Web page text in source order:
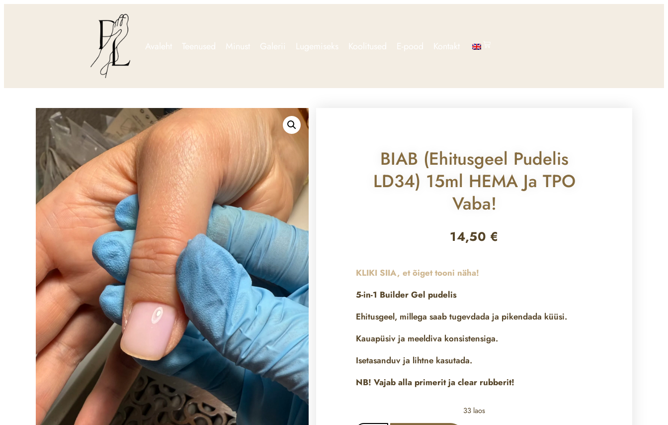
Avaleht Teenused Minust Galerii Lugemiseks Koolitused E-pood Kontakt
BIAB (ehitusgeel Pudelis
LD34) 15ml HEMA Ja TPO
Vaba!
14,50 €
KLIKI SIIA, et õiget tooni näha!
5-in-1 Builder Gel pudelis
Ehitusgeel, millega saab tugevdada ja pikendada küüsi.
Kauapüsiv ja meeldiva konsistensiga.
Isetasanduv ja lihtne kasutada.
NB! Vajab alla primerit ja clear rubberit!
33 laos